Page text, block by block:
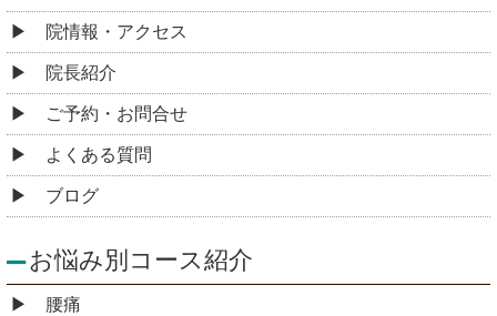
院情報・アクセス
院長紹介
ご予約・お問合せ
よくある質問
ブログ
お悩み別コース紹介
腰痛